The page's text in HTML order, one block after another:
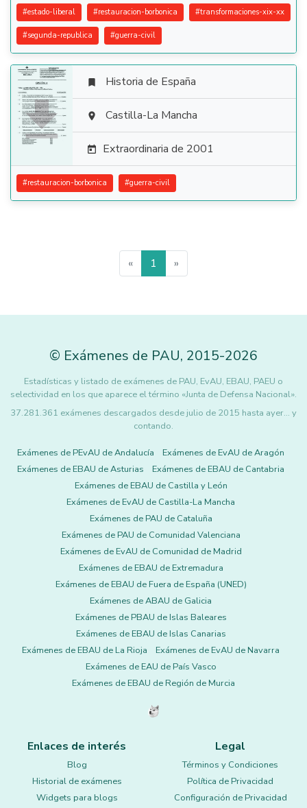
#estado-liberal #restauracion-borbonica #transformaciones-xix-xx
#segunda-republica #guerra-civil

 Historia de España
 Castilla-La Mancha
 Extraordinaria de 2001
#restauracion-borbonica #guerra-civil
« 1 »
© Exámenes de PAU, 2015-2026
Estadísticas y listado de exámenes de PAU, EvAU, EBAU, PAEU o
selectividad en los que aparece el término «Junta de Defensa Nacional».
37.281.361 exámenes descargados desde julio de 2015 hasta ayer... y
contando.
Exámenes de PEvAU de Andalucía
Exámenes de EvAU de Aragón
Exámenes de EBAU de Asturias
Exámenes de EBAU de Cantabria
Exámenes de EBAU de Castilla y León
Exámenes de EvAU de Castilla-La Mancha
Exámenes de PAU de Cataluña
Exámenes de PAU de Comunidad Valenciana
Exámenes de EvAU de Comunidad de Madrid
Exámenes de EBAU de Extremadura
Exámenes de EBAU de Fuera de España (UNED)
Exámenes de ABAU de Galicia
Exámenes de PBAU de Islas Baleares
Exámenes de EBAU de Islas Canarias
Exámenes de EBAU de La Rioja
Exámenes de EvAU de Navarra
Exámenes de EAU de País Vasco
Exámenes de EBAU de Región de Murcia
Enlaces de interés
Blog
Historial de exámenes
Widgets para blogs
Legal
Términos y Condiciones
Política de Privacidad
Configuración de Privacidad